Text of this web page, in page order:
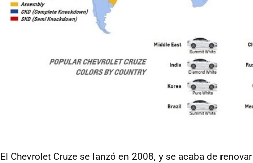
El Chevrolet Cruze se lanzó en 2008, y se acaba de renovar